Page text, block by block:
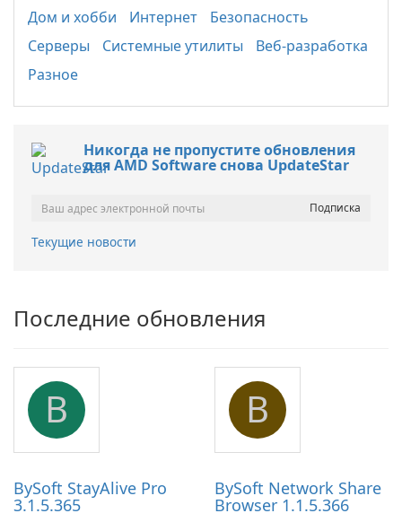
Дом и хобби
Интернет
Безопасность
Серверы
Системные утилиты
Веб-разработка
Разное
Никогда не пропустите обновления
для AMD Software снова UpdateStar
Текущие новости
Последние обновления
B
BySoft StayAlive Pro
3.1.5.365
B
BySoft Network Share
Browser 1.1.5.366